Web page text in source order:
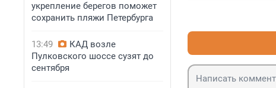
укрепление берегов поможет
сохранить пляжи Петербурга
13:49
КАД возле
Пулковского шоссе сузят до
сентября